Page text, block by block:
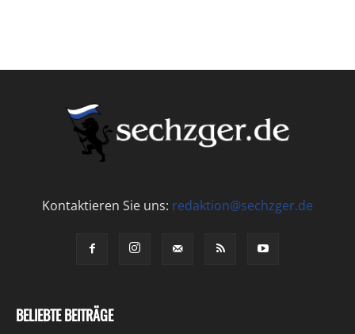
Kontaktieren Sie uns: redaktion@sechzger.de
BELIEBTE BEITRÄGE